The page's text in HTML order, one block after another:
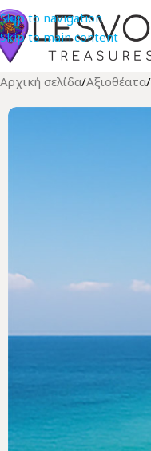
Skip to navigation
Skip to main content
Αρχική σελίδα/Αξιοθέατα/